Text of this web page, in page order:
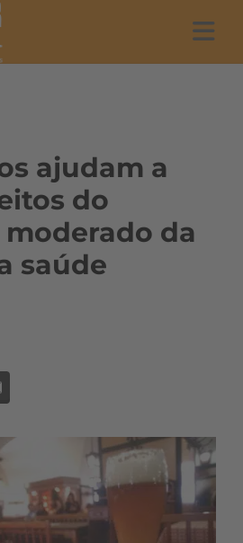
ajudam a
do
da
saúde